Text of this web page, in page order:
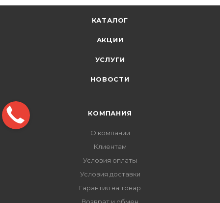
КАТАЛОГ
АКЦИИ
УСЛУГИ
НОВОСТИ
КОМПАНИЯ
О компании
Клиентам
Условия оплаты
Условия доставки
Гарантия на товар